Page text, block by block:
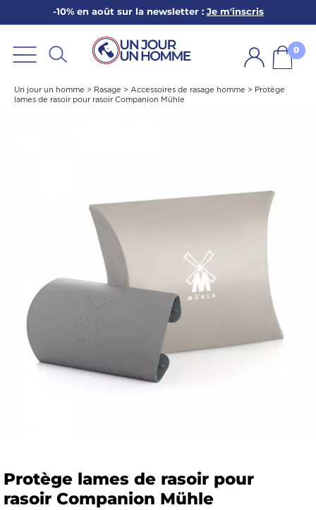
-10% en août sur la newsletter : Je m'inscris
0
Un jour un homme > Rasage > Accessoires de rasage homme > Protège
lames de rasoir pour rasoir Companion Mühle
Protège lames de rasoir pour
rasoir Companion Mühle